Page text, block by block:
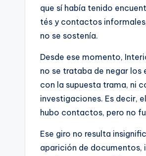
que sí había tenido
tés y contactos
no se sostenía.
Desde ese momento,
no se trataba de negar los
con la supuesta trama, ni
investigaciones. Es decir,
hubo contactos, pero no
Ese giro no resulta
aparición de documentos,